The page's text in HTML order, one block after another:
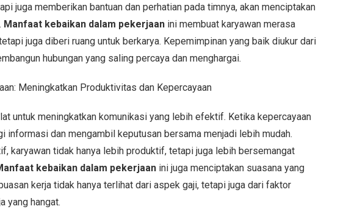
juga memberikan bantuan dan perhatian pada timnya, akan menciptakan
Manfaat kebaikan dalam pekerjaan ini membuat karyawan merasa
juga diberi ruang untuk berkarya. Kepemimpinan yang baik diukur dari
hubungan yang saling percaya dan menghargai.
untuk meningkatkan komunikasi yang lebih efektif. Ketika kepercayaan
informasi dan mengambil keputusan bersama menjadi lebih mudah.
karyawan tidak hanya lebih produktif, tetapi juga lebih bersemangat
kebaikan dalam pekerjaan ini juga menciptakan suasana yang
kerja tidak hanya terlihat dari aspek gaji, tetapi juga dari faktor
yang hangat.